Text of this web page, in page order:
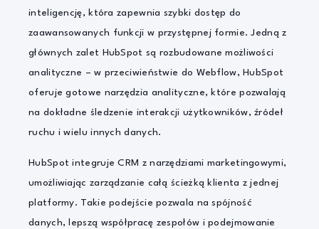
inteligencję, która zapewnia szybki dostęp do
zaawansowanych funkcji w przystępnej formie. Jedną z
głównych zalet HubSpot są rozbudowane możliwości
analityczne – w przeciwieństwie do Webflow, HubSpot
oferuje gotowe narzędzia analityczne, które pozwalają
na dokładne śledzenie interakcji użytkowników, źródeł
ruchu i wielu innych danych.
HubSpot integruje CRM z narzędziami marketingowymi,
umożliwiając zarządzanie całą ścieżką klienta z jednej
platformy. Takie podejście pozwala na spójność
danych, lepszą współpracę zespołów i podejmowanie